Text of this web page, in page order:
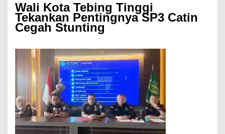
Wali Kota Tebing Tinggi
Tekankan Pentingnya SP3 Catin
Cegah Stunting